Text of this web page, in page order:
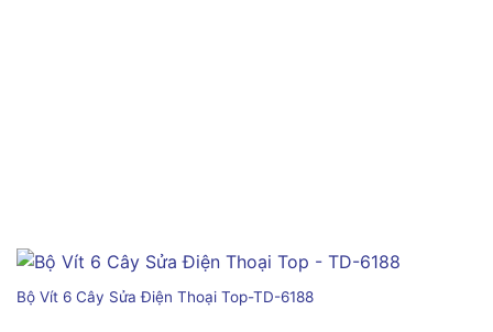
Bộ Vít 6 Cây Sửa Điện Thoại Top-TD-6188